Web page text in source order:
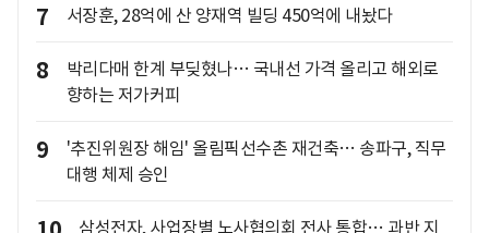
7 서장훈, 28억에 산 양재역 빌딩 450억에 내놨다
8
박리다매 한계 부딪혔나… 국내선 가격 올리고 해외로
향하는 저가커피
9
'추진위원장 해임' 올림픽선수촌 재건축… 송파구, 직무
대행 체제 승인
삼성전자, 사업장별 노사협의회 전사 통합… 과반 지